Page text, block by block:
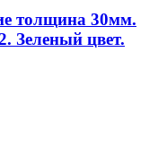
толщина 30мм.
Зеленый цвет.